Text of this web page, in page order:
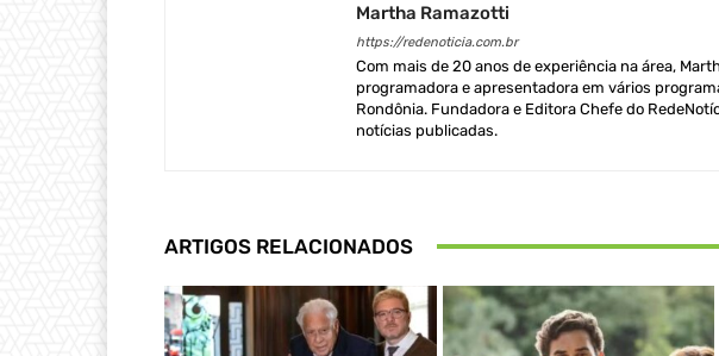
Martha Ramazotti
https://redenoticia.com.br
Com mais de 20 anos de experiência na área,
programadora e apresentadora em vários
Rondônia. Fundadora e Editora Chefe do
notícias publicadas.
ARTIGOS RELACIONADOS